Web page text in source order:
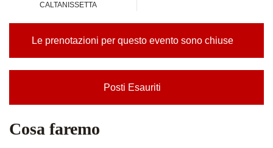
CALTANISSETTA
Le prenotazioni per questo evento sono chiuse
Posti Esauriti
Cosa faremo